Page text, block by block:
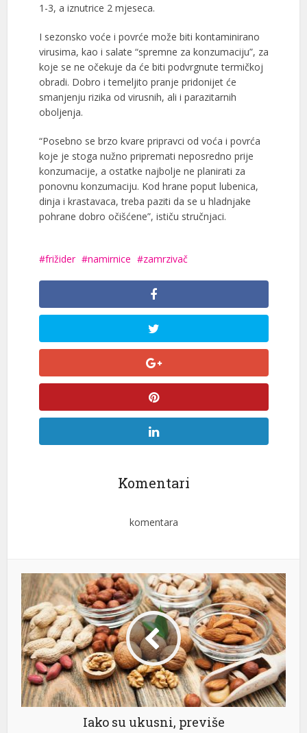
1-3, a iznutrice 2 mjeseca.
I sezonsko voće i povrće može biti kontaminirano
virusima, kao i salate “spremne za konzumaciju”, za
koje se ne očekuje da će biti podvrgnute termičkoj
obradi. Dobro i temeljito pranje pridonijet će
smanjenju rizika od virusnih, ali i parazitarnih
oboljenja.
“Posebno se brzo kvare pripravci od voća i povrća
koje je stoga nužno pripremati neposredno prije
konzumacije, a ostatke najbolje ne planirati za
ponovnu konzumaciju. Kod hrane poput lubenica,
dinja i krastavaca, treba paziti da se u hladnjake
pohrane dobro očišćene”, ističu stručnjaci.
frižider namirnice zamrzivač
Komentari
komentara
Iako su ukusni, previše